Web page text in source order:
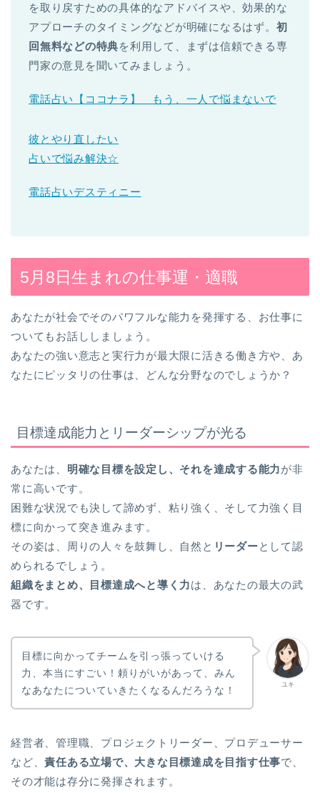
を取り戻すための具体的なアドバイスや、効果的な
アプローチのタイミングなどが明確になるはず。 初
回無料などの特典を利用して、まずは信頼できる専
門家の意見を聞いてみましょう。
電話占い【ココナラ】 もう、一人で悩まないで
彼とやり直したい
占いで悩み解決☆
電話占いデスティニー
5月8日生まれの仕事運・適職
あなたが社会でそのパワフルな能力を発揮する、お仕事に
ついてもお話ししましょう。
あなたの強い意志と実行力が最大限に活きる働き方や、あ
なたにピッタリの仕事は、どんな分野なのでしょうか？
目標達成能力とリーダーシップが光る
あなたは、 明確な目標を設定し、それを達成する能力が非
常に高いです。
困難な状況でも決して諦めず、粘り強く、そして力強く目
標に向かって突き進みます。
その姿は、周りの人々を鼓舞し、自然と リーダーとして認
められるでしょう。
組織をまとめ、目標達成へと導く力は、あなたの最大の武
器です。
ユキ
目標に向かってチームを引っ張っていける
力、本当にすごい！頼りがいがあって、みん
なあなたについていきたくなるんだろうな！
経営者、管理職、プロジェクトリーダー、プロデューサー
など、責任ある立場で、大きな目標達成を目指す仕事で、
その才能は存分に発揮されます。